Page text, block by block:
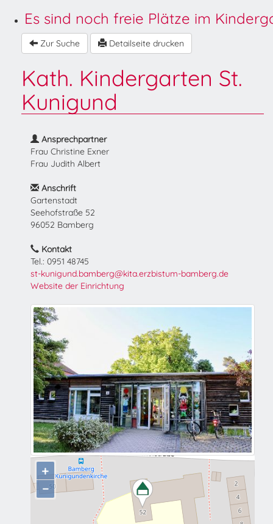
Es sind noch freie Plätze im
Zur Suche Detailseite drucken
Kath. Kindergarten St.
Kunigund
Ansprechpartner
Frau Christine Exner
Frau Judith Albert
Anschrift
Gartenstadt
Seehofstraße 52
96052 Bamberg
Kontakt
Tel.: 0951 48745
st-kunigund.bamberg@kita.erzbistum-bamberg.de
Website der Einrichtung
+
−